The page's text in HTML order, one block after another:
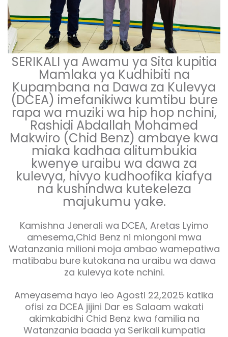
SERIKALI ya Awamu ya Sita kupitia
Mamlaka ya Kudhibiti na
Kupambana na Dawa za Kulevya
(DCEA) imefanikiwa kumtibu bure
rapa wa muziki wa hip hop nchini,
Rashidi Abdallah Mohamed
Makwiro (Chid Benz) ambaye kwa
miaka kadhaa alitumbukia
kwenye uraibu wa dawa za
kulevya, hivyo kudhoofika kiafya
na kushindwa kutekeleza
majukumu yake.
Kamishna Jenerali wa DCEA, Aretas Lyimo
amesema,Chid Benz ni miongoni mwa
Watanzania milioni moja ambao wamepatiwa
matibabu bure kutokana na uraibu wa dawa
za kulevya kote nchini.
Ameyasema hayo leo Agosti 22,2025 katika
ofisi za DCEA jijini Dar es Salaam wakati
akimkabidhi Chid Benz kwa familia na
Watanzania baada ya Serikali kumpatia